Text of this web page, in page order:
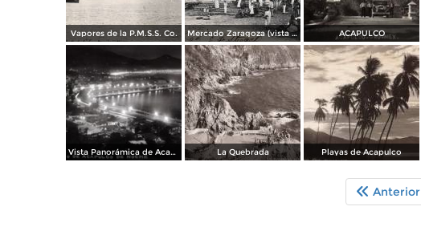
Vapores de la P.M.S.S. Co. Mercado Zaragoza (vista a color) ACAPULCO
Vista Panorámica de Acapulco La Quebrada Playas de Acapulco
Anterior